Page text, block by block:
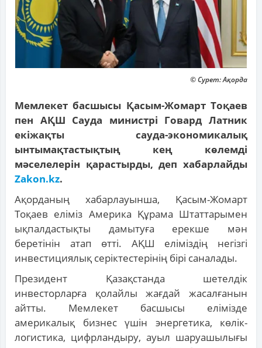
© Сурет: Ақорда
Мемлекет басшысы Қасым-Жомарт Тоқаев
пен АҚШ Сауда министрі Говард Латник
екіжақты сауда-экономикалық
ынтымақтастықтың кең көлемді
мәселелерін қарастырды, деп хабарлайды
Zakon.kz.
Ақорданың хабарлауынша, Қасым-Жомарт
Тоқаев еліміз Америка Құрама Штаттарымен
ықпалдастықты дамытуға ерекше мән
беретінін атап өтті. АҚШ еліміздің негізгі
инвестициялық серіктестерінің бірі саналады.
Президент Қазақстанда шетелдік
инвесторларға қолайлы жағдай жасалғанын
айтты. Мемлекет басшысы елімізде
америкалық бизнес үшін энергетика, көлік-
логистика, цифрландыру, ауыл шаруашылығы